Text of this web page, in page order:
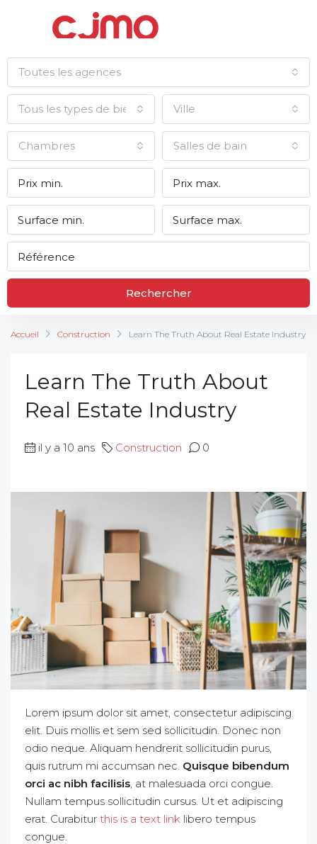
Toutes les agences
Tous les types de biens Ville
Chambres Salles de bain
Rechercher
Accueil Construction Learn The Truth About Real Estate Industry
Learn The Truth About
Real Estate Industry
il y a 10 ans Construction 0
Lorem ipsum dolor sit amet, consectetur adipiscing
elit. Duis mollis et sem sed sollicitudin. Donec non
odio neque. Aliquam hendrerit sollicitudin purus,
quis rutrum mi accumsan nec. Quisque bibendum
orci ac nibh facilisis, at malesuada orci congue.
Nullam tempus sollicitudin cursus. Ut et adipiscing
erat. Curabitur this is a text link libero tempus
congue.